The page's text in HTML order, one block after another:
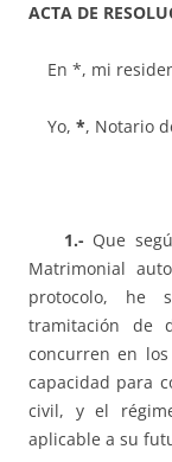
ACTA DE
En *, mi
Yo, *, Notario
1.- Que
Matrimonial
protocolo, he
tramitación de
concurren en
capacidad para
civil, y el
aplicable a su